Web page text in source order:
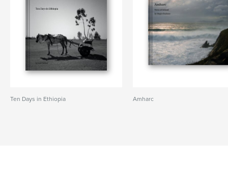
Ten Days in Ethiopia Amharc